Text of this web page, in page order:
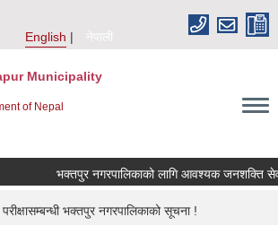
English
नेपाली
Municipality
of Nepal
भक्तपुर नगरपालिकाको लागि आवश्यक जनशक्ति सेवा
भक्तपुर नगरपालिकाको सूचना !